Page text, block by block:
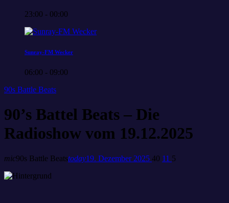
23:00 - 00:00
Sunray-FM Wecker
06:00 - 09:00
90s Battle Beats
90’s Battel Beats – Die
Radioshow vom 19.12.2025
mic90s Battle Beatstoday19. Dezember 2025 40 11 5